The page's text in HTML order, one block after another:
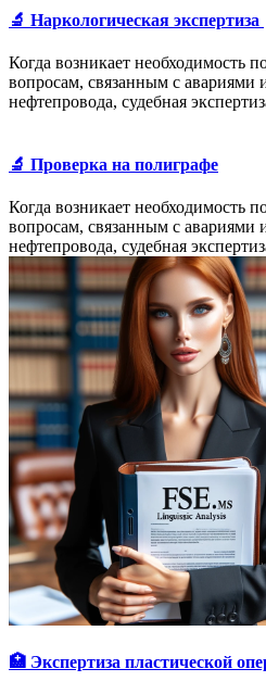
🔬 Наркологическая экспертиза
Когда возникает необходимость
вопросам, связанным с авариями
нефтепровода, судебная
🔬 Проверка на полиграфе
Когда возникает необходимость
вопросам, связанным с авариями
нефтепровода, судебная
🏥 Экспертиза пластической